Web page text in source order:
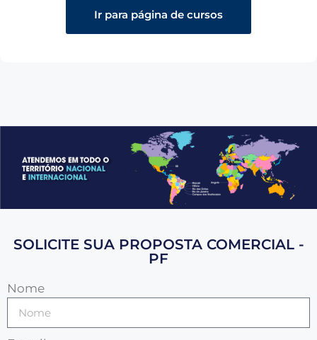
Ir para página de cursos
SOLICITE SUA PROPOSTA COMERCIAL -
PF
Nome